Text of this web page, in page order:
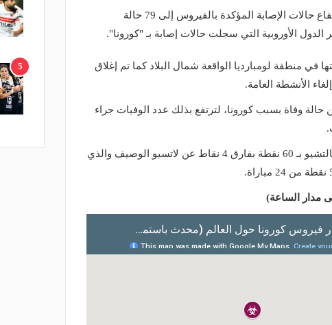
وأعلنت السلطات الإيطالية الأحد عن ارتفاع حالات الإصابة المؤكدة بالفيروس إلى 79 حالة
الدول الأوروبية التي سجلت حالات إصابة بـ "كورونا".
الإيطالية 11 بلدة غالبيتها في منطقة لومبارديا الواقعة شمال البلاد كما تم إغلاق
الأنشطة العامة.
وفاة بسبب كورونا، لترتفع بذلك عدد الوفيات جراء
يذكر أن يوفنتوس يتصدر ترتيب أندية الكالتشيو بـ 60 نقطة بفارق 4 نقاط عن لاتسيو الوصيف والذي
مدار الساعة)
5